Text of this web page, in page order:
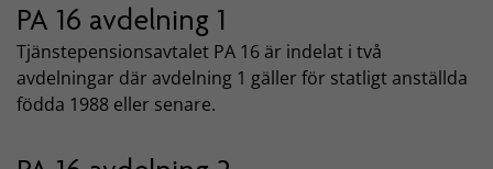
PA 16 avdelning 1
Tjänstepensionsavtalet PA 16 är indelat i två
avdelningar där avdelning 1 gäller för statligt anställda
födda 1988 eller senare.